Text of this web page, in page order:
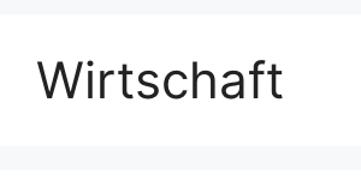
Wirtschaft